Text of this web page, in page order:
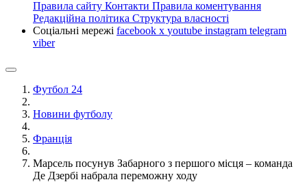
Правила сайту Контакти Правила коментування
Редакційна політика Структура власності
Соціальні мережі facebook x youtube instagram telegram
viber
Футбол 24
Новини футболу
Франція
Марсель посунув Забарного з першого місця – команда
Де Дзербі набрала переможну ходу